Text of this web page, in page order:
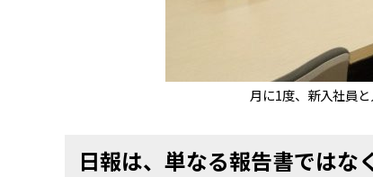
月に1度、新入社員
日報は、単なる報告書ではな